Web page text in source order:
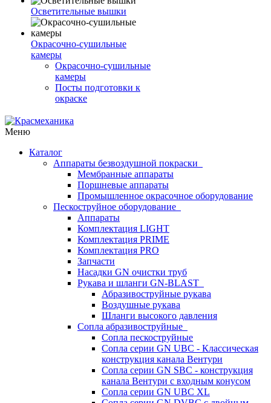
Осветительные вышки
Окрасочно-сушильные
камеры
Окрасочно-сушильные
камеры
Посты подготовки к
окраске
Меню
Каталог
Аппараты безвоздушной покраски
Мембранные аппараты
Поршневые аппараты
Промышленное окрасочное оборудование
Пескоструйное оборудование
Аппараты
Комплектация LIGHT
Комплектация PRIME
Комплектация PRO
Запчасти
Насадки GN очистки труб
Рукава и шланги GN-BLAST
Абразивоструйные рукава
Воздушные рукава
Шланги высокого давления
Сопла абразивоструйные
Сопла пескоструйные
Сопла серии GN UBC - Классическая
конструкция канала Вентури
Сопла серии GN SBC - конструкция
канала Вентури c входным конусом
Сопла серии GN UBC XL